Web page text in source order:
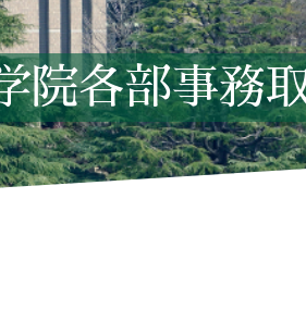
院各部事務